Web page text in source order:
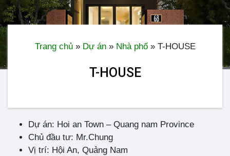
Trang chủ» Dự án» Nhà phố» T-HOUSE
T-HOUSE
Dự án: Hoi an Town – Quang nam Province
Chủ đầu tư: Mr.Chung
Vị trí: Hội An, Quảng Nam